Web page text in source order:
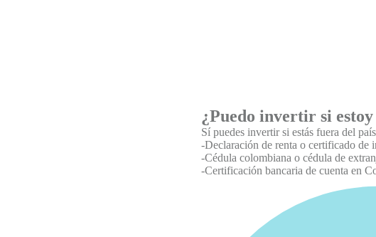
¿Puedo invertir si
Sí puedes invertir si estás fuera del
-Declaración de renta o certificado de
-Cédula colombiana o cédula de
-Certificación bancaria de cuenta en